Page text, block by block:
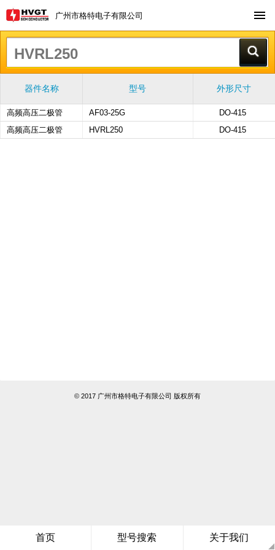
广州市格特电子有限公司
首页 型号搜索 关于我们
器件名称 型号 外形尺寸
高频高压二极管 AF03-25G
DO-415
高频高压二极管
HVRL250 DO-415
© 2017 广州市格特电子有限公司 版权所有